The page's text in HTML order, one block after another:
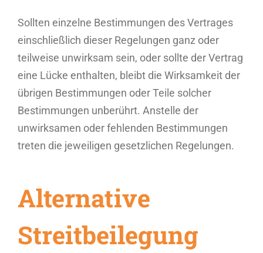
Sollten einzelne Bestimmungen des Vertrages
einschließlich dieser Regelungen ganz oder
teilweise unwirksam sein, oder sollte der Vertrag
eine Lücke enthalten, bleibt die Wirksamkeit der
übrigen Bestimmungen oder Teile solcher
Bestimmungen unberührt. Anstelle der
unwirksamen oder fehlenden Bestimmungen
treten die jeweiligen gesetzlichen Regelungen.
Alternative
Streitbeilegung